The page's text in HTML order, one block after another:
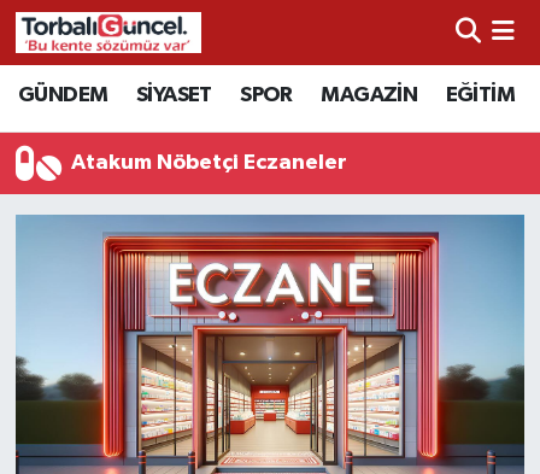
GÜNDEM SİYASET SPOR MAGAZİN EĞİTİM
Atakum Nöbetçi Eczaneler
İzmir Nöbetçi Eczaneler
İzmir Hava Durumu
İzmir Namaz Vakitleri
İzmir Trafik Yoğunluk Haritası
Süper Lig Puan Durumu ve Fikstür
Tüm Manşetler
Son Dakika Haberleri